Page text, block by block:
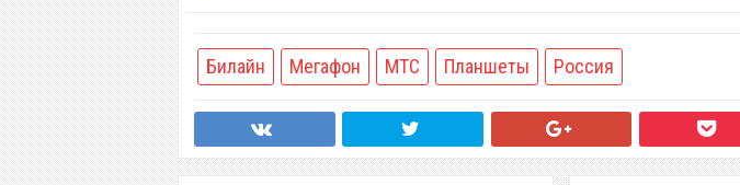
Билайн Мегафон МТС Планшеты Россия